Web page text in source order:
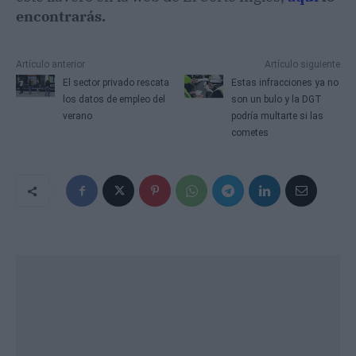
encontrarás.
Artículo anterior
El sector privado rescata
los datos de empleo del
verano
Artículo siguiente
Estas infracciones ya no
son un bulo y la DGT
podría multarte si las
cometes